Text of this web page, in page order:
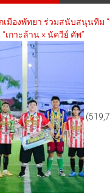
เมืองพัทยา ร่วมสนับสนุนทีม
เกาะล้าน × นัควีย์ คัพ”